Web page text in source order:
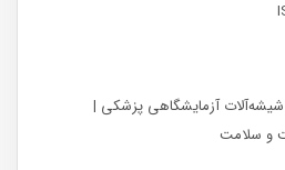
آزمایشگاهی پزشکی |
و سلامت